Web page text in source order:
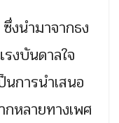
งนำมาจากธง
งบันดาลใจ
การนำเสนอ
หลายทางเพศ